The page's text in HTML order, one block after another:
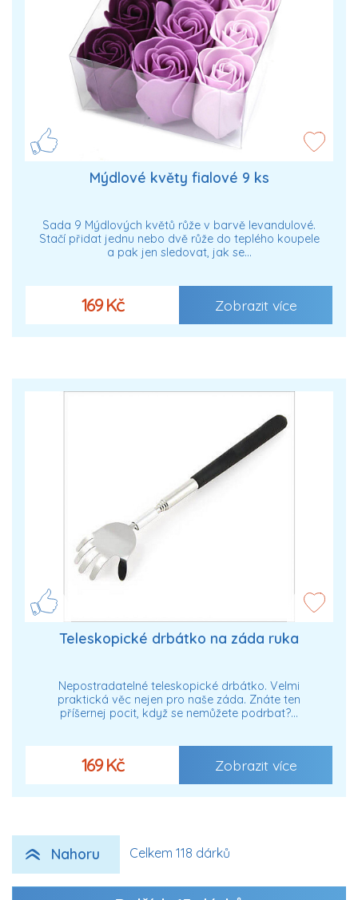
Mýdlové květy fialové 9 ks
Sada 9 Mýdlových květů růže v barvě levandulové.
Stačí přidat jednu nebo dvě růže do teplého koupele
a pak jen sledovat, jak se…
169 Kč Zobrazit více
Teleskopické drbátko na záda ruka
Nepostradatelné teleskopické drbátko. Velmi
praktická věc nejen pro naše záda. Znáte ten
příšernej pocit, když se nemůžete podrbat?…
169 Kč Zobrazit více
Nahoru Celkem 118 dárků